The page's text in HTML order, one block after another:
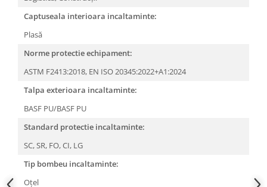
Captuseala interioara incaltaminte:
Plasă
Norme protectie echipament:
ASTM F2413:2018, EN ISO 20345:2022+A1:2024
Talpa exterioara incaltaminte:
BASF PU/BASF PU
Standard protectie incaltaminte:
SC,SR, FO,CI, LG
Tip bombeu incaltaminte:
Oţel